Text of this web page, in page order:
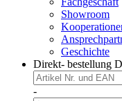
Showroom
Geschichte
Direkt- bestellung
-